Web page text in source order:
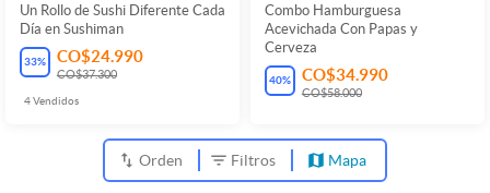
Un Rollo de Sushi Diferente Cada
Día en Sushiman
33% CO$24.990
CO$37.300
4Vendidos
Combo Hamburguesa
Acevichada Con Papas y
Cerveza
40% CO$34.990
CO$58.000
Orden Filtros Mapa